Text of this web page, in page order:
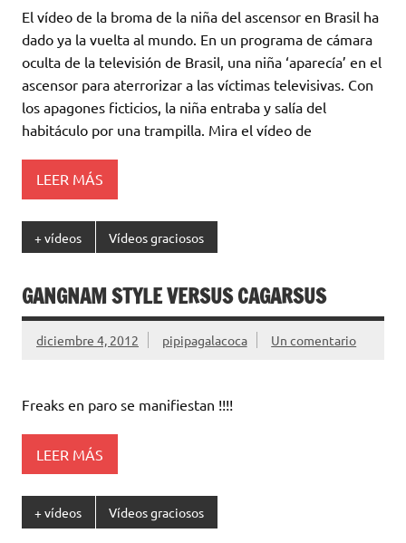
El vídeo de la broma de la niña del ascensor en Brasil ha
dado ya la vuelta al mundo. En un programa de cámara
oculta de la televisión de Brasil, una niña ‘aparecía’ en el
ascensor para aterrorizar a las víctimas televisivas. Con
los apagones ficticios, la niña entraba y salía del
habitáculo por una trampilla. Mira el vídeo de
LEER MÁS
+ vídeos Vídeos graciosos
GANGNAM STYLE VERSUS CAGARSUS
diciembre 4, 2012 pipipagalacoca Un comentario
Freaks en paro se manifiestan !!!!
LEER MÁS
+ vídeos Vídeos graciosos